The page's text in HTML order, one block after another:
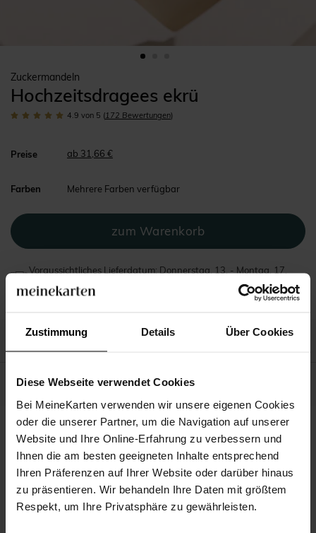
Zustimmung Details Über Cookies
Diese Webseite verwendet Cookies
Bei MeineKarten verwenden wir unsere eigenen Cookies
oder die unserer Partner, um die Navigation auf unserer
Website und Ihre Online-Erfahrung zu verbessern und
Ihnen die am besten geeigneten Inhalte entsprechend
Ihren Präferenzen auf Ihrer Website oder darüber hinaus
zu präsentieren. Wir behandeln Ihre Daten mit größtem
Respekt, um Ihre Privatsphäre zu gewährleisten.
Zuckermandeln
Hochzeitsdragees ekrü
4.9 von 5 (172 Bewertungen)
Preise ab 31,66 €
Farben Mehrere Farben verfügbar
Voraussichtliches Lieferdatum: Donnerstag, 13. - Montag, 17.
Beschreibung
Unsere Verpflichtungen
Das könnte Ihnen auch gefallen